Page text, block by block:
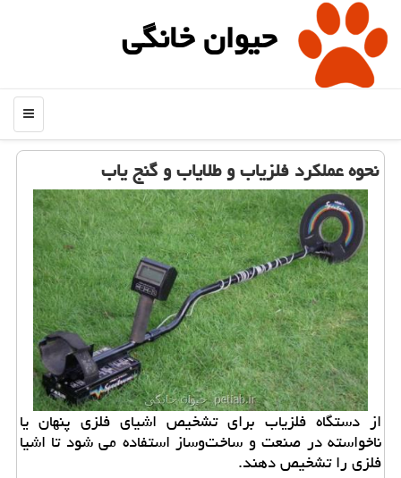
حیوان خانگی
منو
نحوه عملكرد فلزیاب و طلایاب و گنج یاب
از دستگاه فلزیاب برای تشخیص اشیای فلزی پنهان یا
ناخواسته در صنعت و ساخت‌وساز استفاده می شود تا اشیا
فلزی را تشخیص دهند.